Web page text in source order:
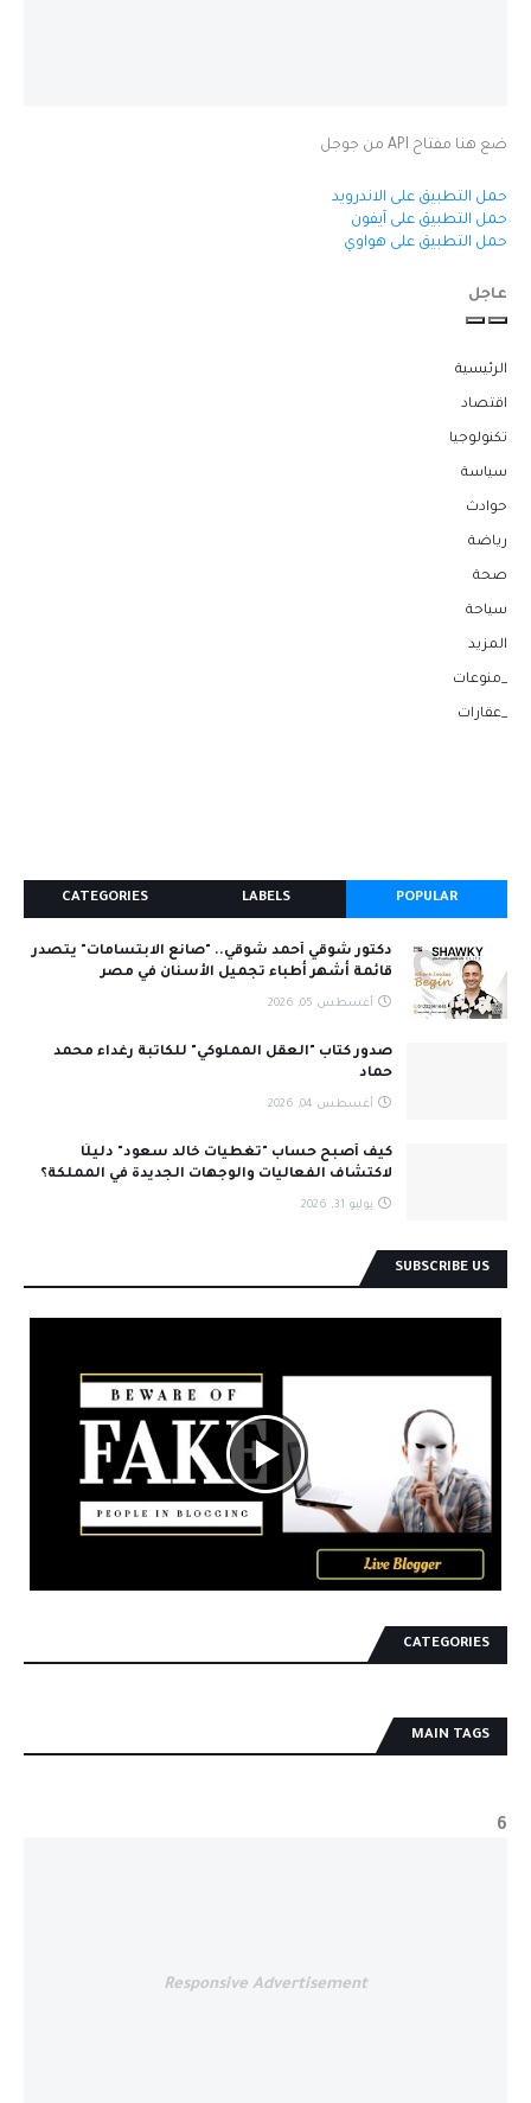
ضع هنا مفتاح API من جوجل
حمل التطبيق على الاندرويد
حمل التطبيق على آيفون
حمل التطبيق على هواوي
عاجل
الرئيسية
اقتصاد
تكنولوجيا
سياسة
حوادث
رياضة
صحة
سياحة
المزيد
_منوعات
_عقارات
POPULAR
LABELS
CATEGORIES
دكتور شوقي أحمد شوقي.. "صانع الابتسامات" يتصدر
قائمة أشهر أطباء تجميل الأسنان في مصر
أغسطس 05, 2026
صدور كتاب "العقل المملوكي" للكاتبة رغداء محمد
حماد
أغسطس 04, 2026
كيف أصبح حساب "تغطيات خالد سعود" دليلًا
لاكتشاف الفعاليات والوجهات الجديدة في المملكة؟
يوليو 31, 2026
SUBSCRIBE US
CATEGORIES
MAIN TAGS
6
Responsive Advertisement